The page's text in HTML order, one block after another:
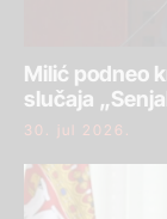
Milić podneo
slučaja
30. jul 2026.